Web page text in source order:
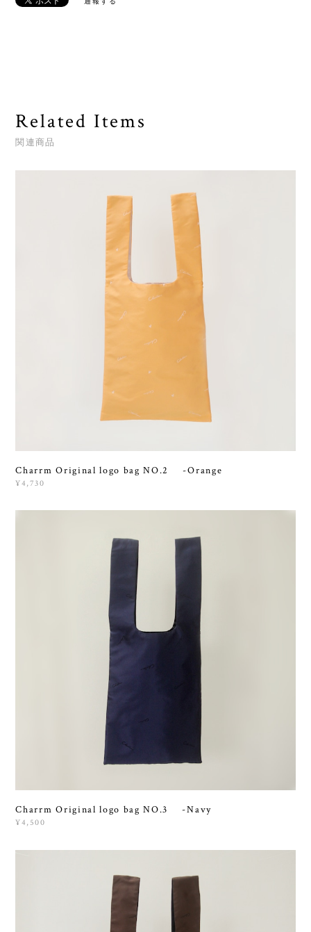
Related Items
関連商品
Charrm Original logo bag NO.2 -Orange
¥4,730
Charrm Original logo bag NO.3 -Navy
¥4,500